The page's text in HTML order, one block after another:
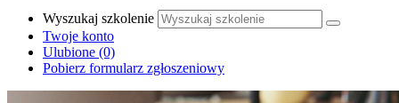
Wyszukaj szkolenie
Twoje konto
Ulubione (0)
Pobierz formularz zgłoszeniowy